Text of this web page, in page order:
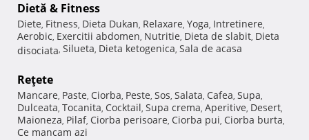
Dietă & Fitness
Diete, Fitness, Dieta Dukan, Relaxare, Yoga, Intretinere,
Aerobic, Exercitii abdomen, Nutritie, Dieta de slabit, Dieta
disociata, Silueta, Dieta ketogenica, Sala de acasa
Reţete
Mancare, Paste, Ciorba, Peste, Sos, Salata, Cafea, Supa,
Dulceata, Tocanita, Cocktail, Supa crema, Aperitive, Desert,
Maioneza, Pilaf, Ciorba perisoare, Ciorba pui, Ciorba burta,
Ce mancam azi